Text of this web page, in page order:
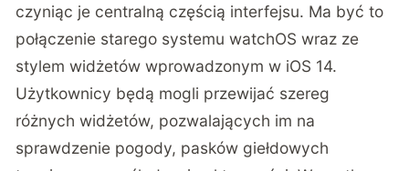
czyniąc je centralną częścią interfejsu. Ma być to
połączenie starego systemu watchOS wraz ze
stylem widżetów wprowadzonym w iOS 14.
Użytkownicy będą mogli przewijać szereg
różnych widżetów, pozwalających im na
sprawdzenie pogody, pasków giełdowych